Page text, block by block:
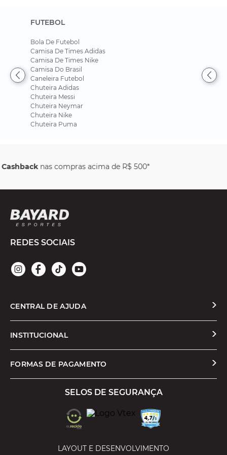
FUTEBOL
Bola De Futebol
Camisa De Times Adidas
Camisa De Times Nike
Camisa Do Brasil
Caneleira Futebol
Chuteira Adidas
Chuteira Messi
Chuteira Neymar
Chuteira Nike
Chuteira Puma
Parcele em até
REDES SOCIAIS
CENTRAL DE AJUDA
Solicitar Troca ou Devolução
Formas de Pagamento
INSTITUCIONAL
Quem Somos
Trabalhe Conosco
Política de Privacidade
FORMAS DE PAGAMENTO
SELOS DE SEGURANÇA
LAYOUT E DESENVOLVIMENTO